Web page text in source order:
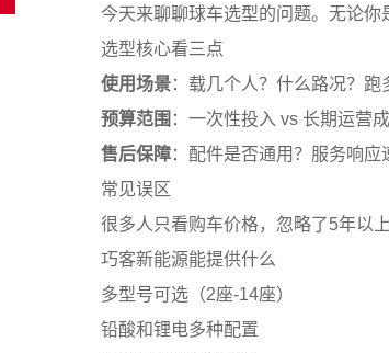
今天来聊聊球车选型的问题。无论你
选型核心看三点
使用场景：载几个人？什么路况？跑
预算范围 ：一次性投入 vs 长期运营
售后保障：配件是否通用？服务响应
常见误区
很多人只看购车价格，忽略了5年以
巧客新能源能提供什么
多型号可选（2座-14座）
铅酸和锂电多种配置